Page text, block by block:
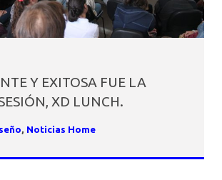
Y EXITOSA FUE LA
XD LUNCH.
, Noticias Home